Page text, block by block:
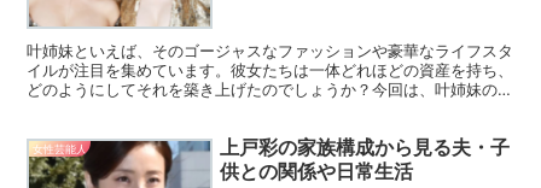
叶姉妹といえば、そのゴージャスなファッションや豪華なライフスタ
イルが注目を集めています。彼女たちは一体どれほどの資産を持ち、
どのようにしてそれを築き上げたのでしょうか？今回は、叶姉妹の資
女性芸能人
上戸彩の家族構成から見る夫・子
供との関係や日常生活